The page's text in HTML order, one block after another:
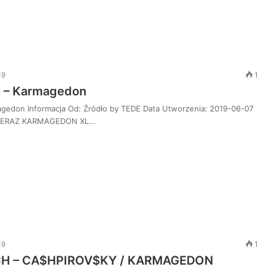
1
Karmagedon
Informacja Od: Źródło by TEDE Data Utworzenia: 2019-06-07
KARMAGEDON XL…
1
– CA$HPIROV$KY / KARMAGEDON
i